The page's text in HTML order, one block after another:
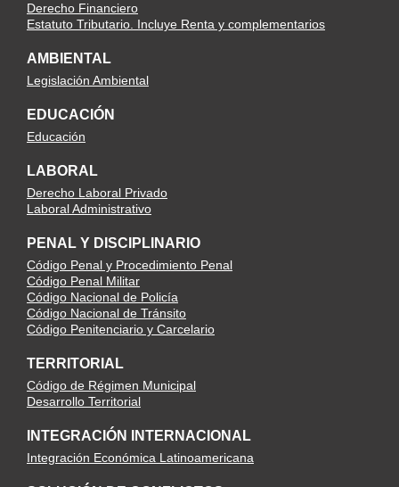
Derecho Financiero
Estatuto Tributario. Incluye Renta y complementarios
AMBIENTAL
Legislación Ambiental
EDUCACIÓN
Educación
LABORAL
Derecho Laboral Privado
Laboral Administrativo
PENAL Y DISCIPLINARIO
Código Penal y Procedimiento Penal
Código Penal Militar
Código Nacional de Policía
Código Nacional de Tránsito
Código Penitenciario y Carcelario
TERRITORIAL
Código de Régimen Municipal
Desarrollo Territorial
INTEGRACIÓN INTERNACIONAL
Integración Económica Latinoamericana